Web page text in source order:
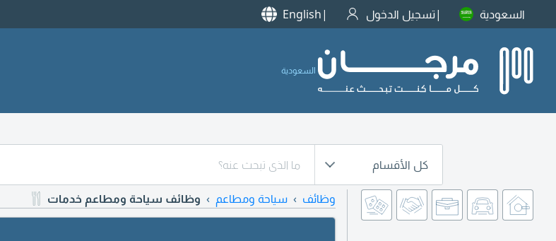
السعودية تسجيل الدخول English
السعودية
كل الأقسام
وظائف سياحة ومطاعم وظائف سياحة ومطاعم خدمات